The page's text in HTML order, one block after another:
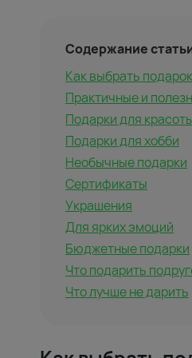
Содержание
Как выбрать
Практичные и
Подарки для
Подарки для хобби
Необычные подарки
Сертификаты
Украшения
Для ярких эмоций
Бюджетные подарки
Что подарить
Что лучше не дарить